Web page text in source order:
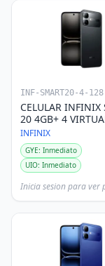
INF-SMART20-4-
CELULAR INFINIX
20 4GB+ 4
128GB NEGRO
INFINIX
GYE: Inmediato
UIO: Inmediato
Inicia sesion para ver